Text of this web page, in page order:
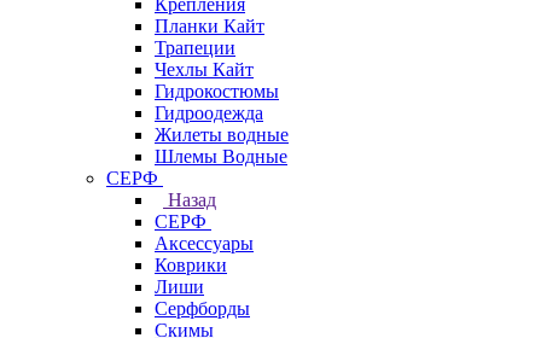
Крепления
Планки Кайт
Трапеции
Чехлы Кайт
Гидрокостюмы
Гидроодежда
Жилеты водные
Шлемы Водные
СЕРФ
Назад
СЕРФ
Аксессуары
Коврики
Лиши
Серфборды
Скимы